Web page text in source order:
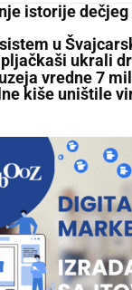
istorije dečjeg
u
ukrali
vredne 7
kiše uništile